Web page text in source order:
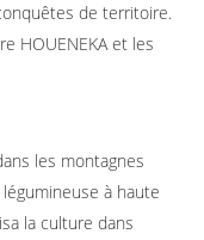
de territoire.
HOUENEKA et les
les montagnes
à haute
la culture dans